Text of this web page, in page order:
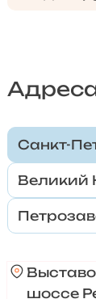
Санкт-
Великий
шоссе